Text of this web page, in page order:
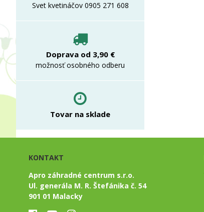
Svet kvetináčov 0905 271 608
Doprava od 3,90 €
možnosť osobného odberu
Tovar na sklade
KONTAKT
Apro záhradné centrum s.r.o.
Ul. generála M. R. Štefánika č. 54
901 01 Malacky